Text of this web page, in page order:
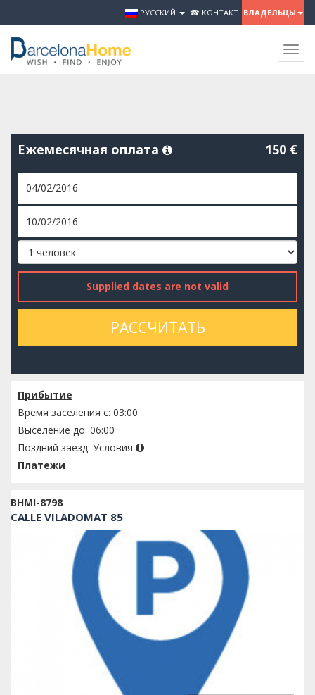
РУССКИЙ ☎ КОНТАКТ ВЛАДЕЛЬЦЫ
Ежемесячная оплата 150 €
Supplied dates are not valid
РАССЧИТАТЬ
Прибытие
Время заселения с: 03:00
Выселение до: 06:00
Поздний заезд: Условия
Платежи
BHMI-8798
CALLE VILADOMAT 85